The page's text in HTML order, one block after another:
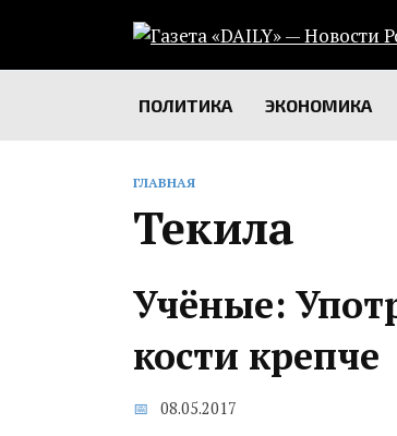
содержанию
ПОЛИТИКА ЭКОНОМИКА
ГЛАВНАЯ
Текила
Учёные:
кости крепче
08.05.2017